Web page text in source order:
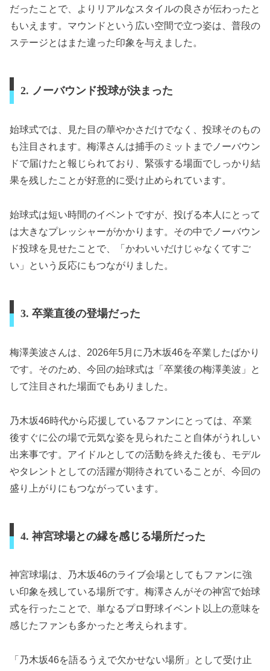
だったことで、よりリアルなスタイルの良さが伝わったと
もいえます。マウンドという広い空間で立つ姿は、普段の
ステージとはまた違った印象を与えました。
2. ノーバウンド投球が決まった
始球式では、見た目の華やかさだけでなく、投球そのもの
も注目されます。梅澤さんは捕手のミットまでノーバウン
ドで届けたと報じられており、緊張する場面でしっかり結
果を残したことが好意的に受け止められています。
始球式は短い時間のイベントですが、投げる本人にとって
は大きなプレッシャーがかかります。その中でノーバウン
ド投球を見せたことで、「かわいいだけじゃなくてすご
い」という反応にもつながりました。
3. 卒業直後の登場だった
梅澤美波さんは、2026年5月に乃木坂46を卒業したばかり
です。そのため、今回の始球式は「卒業後の梅澤美波」と
して注目された場面でもありました。
乃木坂46時代から応援しているファンにとっては、卒業
後すぐに公の場で元気な姿を見られたこと自体がうれしい
出来事です。アイドルとしての活動を終えた後も、モデル
やタレントとしての活躍が期待されていることが、今回の
盛り上がりにもつながっています。
4. 神宮球場との縁を感じる場所だった
神宮球場は、乃木坂46のライブ会場としてもファンに強
い印象を残している場所です。梅澤さんがその神宮で始球
式を行ったことで、単なるプロ野球イベント以上の意味を
感じたファンも多かったと考えられます。
「乃木坂46を語るうえで欠かせない場所」として受け止